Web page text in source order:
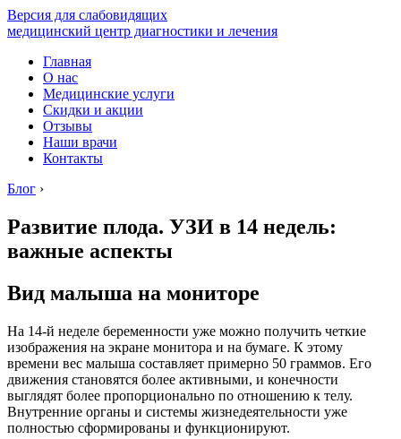
Версия для слабовидящих
медицинский центр диагностики и лечения
Главная
О нас
Медицинские услуги
Скидки и акции
Отзывы
Наши врачи
Контакты
Блог ›
Развитие плода. УЗИ в 14 недель:
важные аспекты
Вид малыша на мониторе
На 14-й неделе беременности уже можно получить четкие
изображения на экране монитора и на бумаге. К этому
времени вес малыша составляет примерно 50 граммов. Его
движения становятся более активными, и конечности
выглядят более пропорционально по отношению к телу.
Внутренние органы и системы жизнедеятельности уже
полностью сформированы и функционируют.